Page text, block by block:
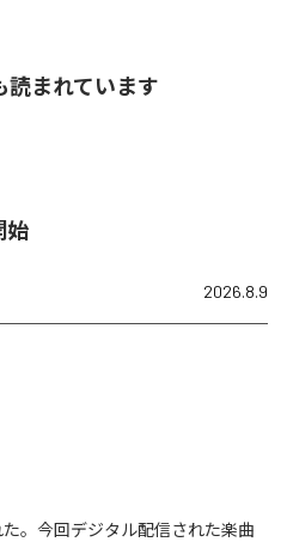
読まれています
始
2026.8.9
た。今回デジタル配信された楽曲